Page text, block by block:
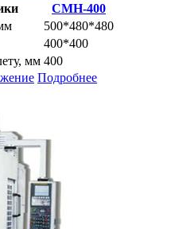
CMH-400
500*480*480
400*400
мм 400
Подробнее